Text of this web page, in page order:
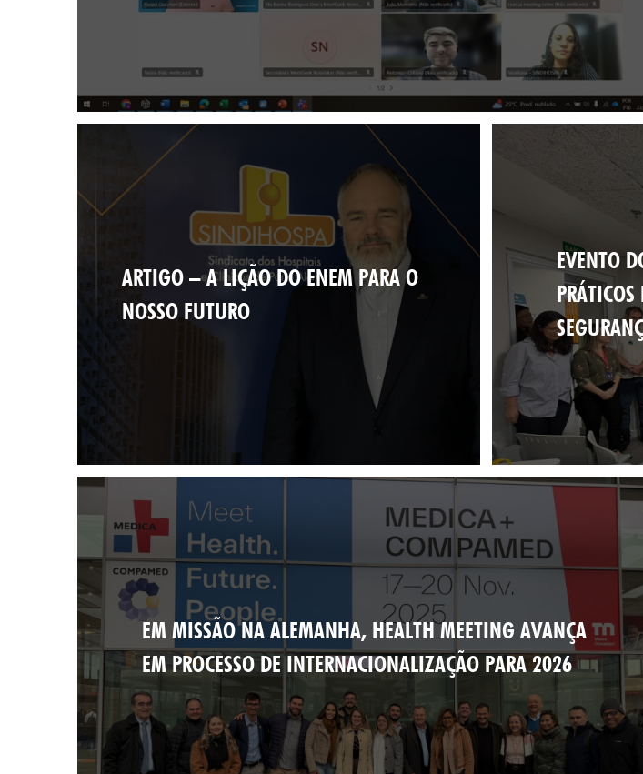
ARTIGO – A LIÇÃO DO ENEM PARA O
NOSSO FUTURO
EVENTO
EM MISSÃO NA ALEMANHA, HEALTH MEETING AVANÇA
EM PROCESSO DE INTERNACIONALIZAÇÃO PARA 2026